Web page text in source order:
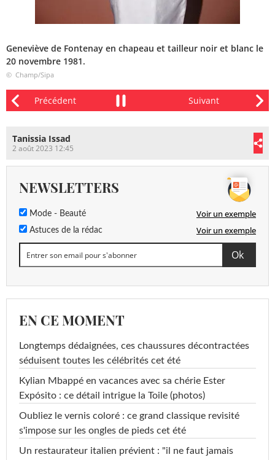
Geneviève de Fontenay en chapeau et tailleur noir et blanc le
20 novembre 1981.
© Champ/Sipa
Tanissia Issad
2 août 2023 12:45
NEWSLETTERS
Mode - Beauté Voir un exemple
Astuces de la rédac Voir un exemple
EN CE MOMENT
Longtemps dédaignées, ces chaussures décontractées
séduisent toutes les célébrités cet été
Kylian Mbappé en vacances avec sa chérie Ester
Expósito : ce détail intrigue la Toile (photos)
Oubliez le vernis coloré : ce grand classique revisité
s'impose sur les ongles de pieds cet été
Un restaurateur italien prévient : "il ne faut jamais